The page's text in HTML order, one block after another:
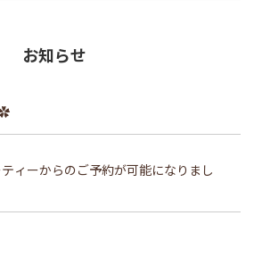
お知らせ
ィーからのご予約が可能になりまし